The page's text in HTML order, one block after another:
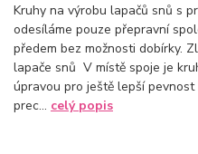
Kruhy na výrobu lapačů snů s
odesíláme pouze přepravní
předem bez možnosti dobírky.
lapače snů V místě spoje je
úpravou pro ještě lepší
prec... celý popis